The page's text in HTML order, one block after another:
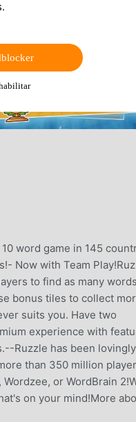
word game in 145
Now with Team
to find as many
bonus tiles to collect
suits you. Have two
experience with
Ruzzle has been lovingly
than 350 million
or WordBrain
on your mind!More